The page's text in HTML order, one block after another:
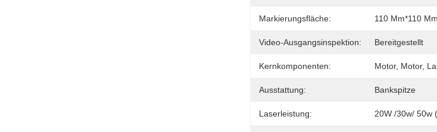
Markierungsfläche: 110 Mm*110 Mm
Video-Ausgangsinspektion: Bereitgestellt
Kernkomponenten: Motor, Motor,
Ausstattung: Bankspitze
Laserleistung: 20W /30w/ 50w